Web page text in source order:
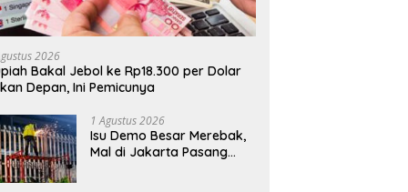
2026
Bakal Jebol ke Rp18.300 per Dolar
Depan, Ini Pemicunya
1 Agustus 2026
Isu Demo Besar Merebak,
Mal di Jakarta Pasang